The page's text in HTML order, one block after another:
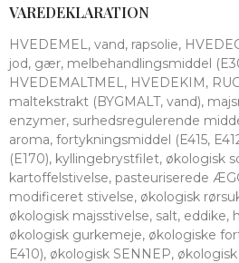
VAREDEKLARATION
HVEDEMEL, vand, rapsolie,
jod, gær, melbehandlingsmiddel
HVEDEMALTMEL, HVEDEKIM,
maltekstrakt (BYGMALT, vand),
enzymer, surhedsregulerende
aroma, fortykningsmiddel (E415,
(E170), kyllingebrystfilet, økologisk
kartoffelstivelse, pasteuriserede
modificeret stivelse, økologisk
økologisk majsstivelse, salt, eddike,
økologisk gurkemeje, økologiske
E410), økologisk SENNEP,